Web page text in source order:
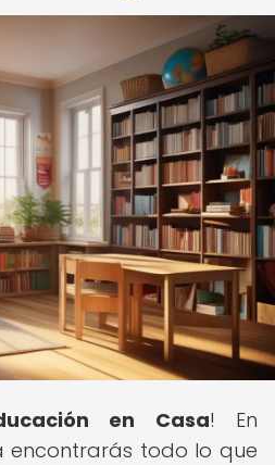
en Casa! En
todo lo que